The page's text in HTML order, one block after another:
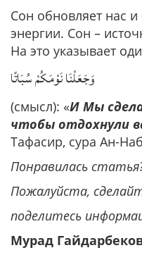
Сон обновляет нас и
энергии. Сон –
На это указывает
وَجَعَلْنَا نَوْمَكُمْ سُبَاتًا
(смысл): «И Мы
чтобы отдохнули
Тафасир, сура Ан-
Понравилась
Пожалуйста,
поделитесь
Мурад